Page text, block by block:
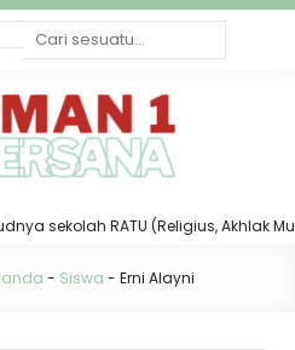
sekolah RATU (Religius, Akhlak
- Siswa - Erni Alayni